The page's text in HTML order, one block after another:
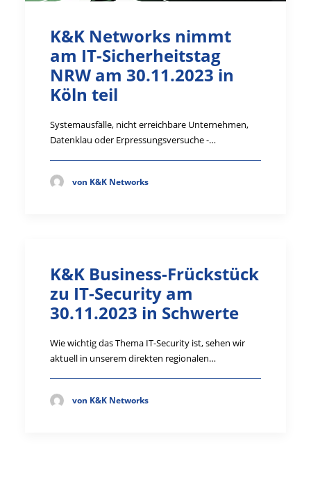
K&K Networks nimmt
am IT-Sicherheitstag
NRW am 30.11.2023 in
Köln teil
Systemausfälle, nicht erreichbare Unternehmen,
Datenklau oder Erpressungsversuche -…
von K&K Networks
K&K Business-Frückstück
zu IT-Security am
30.11.2023 in Schwerte
Wie wichtig das Thema IT-Security ist, sehen wir
aktuell in unserem direkten regionalen…
von K&K Networks